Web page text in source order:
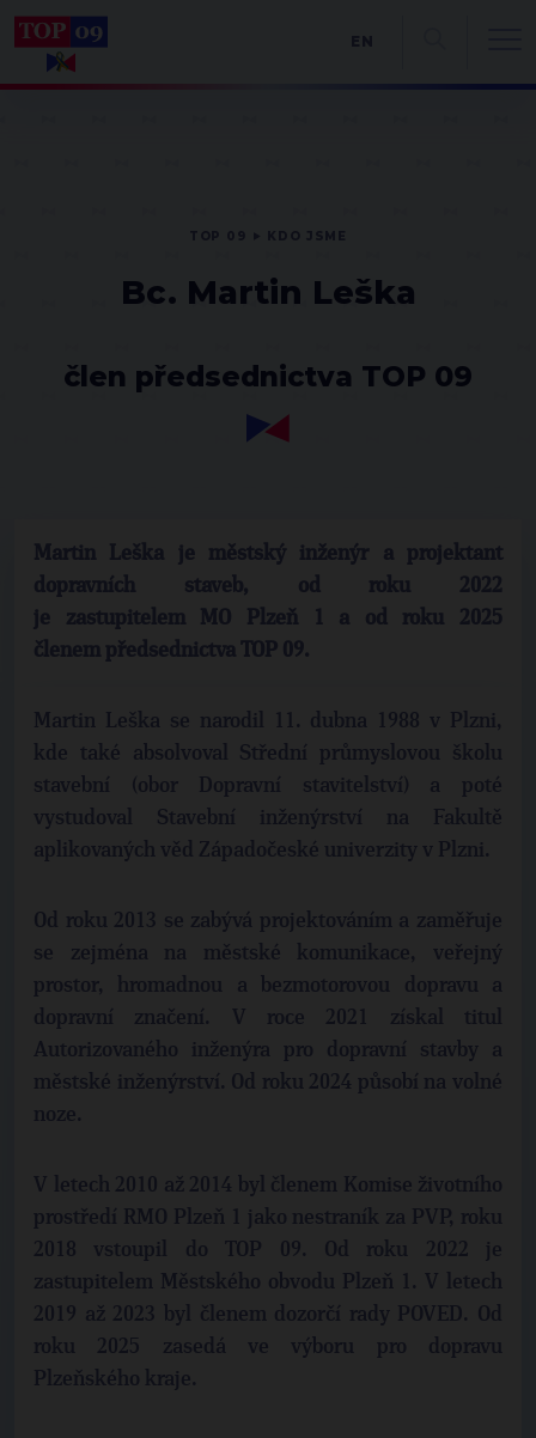
Bc. Martin Leška
člen předsednictva TOP 09
Martin Leška je městský inženýr a projektant
dopravních staveb, od roku 2022
je zastupitelem MO Plzeň 1 a od roku 2025
členem předsednictva TOP 09.
Martin Leška se narodil 11. dubna 1988 v Plzni,
kde také absolvoval Střední průmyslovou školu
stavební (obor Dopravní stavitelství) a poté
vystudoval Stavební inženýrství na Fakultě
aplikovaných věd Západočeské univerzity v Plzni.
Od roku 2013 se zabývá projektováním a zaměřuje
se zejména na městské komunikace, veřejný
prostor, hromadnou a bezmotorovou dopravu a
dopravní značení. V roce 2021 získal titul
Autorizovaného inženýra pro dopravní stavby a
městské inženýrství. Od roku 2024 působí na volné
noze.
V letech 2010 až 2014 byl členem Komise životního
prostředí RMO Plzeň 1 jako nestraník za PVP, roku
2018 vstoupil do TOP 09. Od roku 2022 je
zastupitelem Městského obvodu Plzeň 1. V letech
2019 až 2023 byl členem dozorčí rady POVED. Od
roku 2025 zasedá ve výboru pro dopravu
Plzeňského kraje.